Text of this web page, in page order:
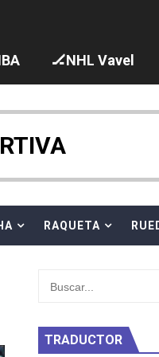
y Taddeucci.
junto al equipo
🏒NHL Vavel
RAQUETA
TRADUCTOR